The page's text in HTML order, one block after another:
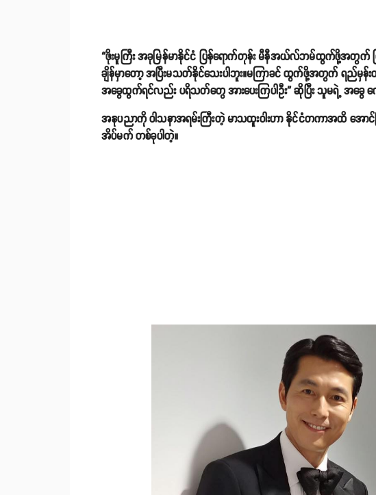
“ဖိုးမူကြီး အခုမြန်မာနိုင်ငံ ပြန်ရောက်တုန်း မီနီအယ်လ်ဘမ်ထွက်ဖို့အတွက်
ချိန်မှာတော့ အပြီးမသတ်နိုင်သေးပါဘူး။မကြာခင် ထွက်ဖို့အတွက် ရည်မှန်း
အခွေထွက်ရင်လည်း ပရိသတ်တွေ အားပေးကြပါဦး” ဆိုပြီး သူမရဲ့ အခွေ လေ
အနုပညာကို ဝါသနာအရမ်းကြီးတဲ့ မာသထူးဝါးဟာ နိုင်ငံတကာအထိ အော
အိပ်မက် တစ်ခုပါတဲ့။